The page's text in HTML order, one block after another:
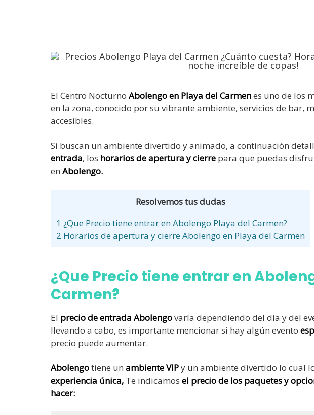
El Centro Nocturno Abolengo en Playa del Carmenes uno de los
en la zona, conocido por su vibrante ambiente, servicios de bar,
accesibles.
Si buscan un ambiente divertido y animado, a continuación
entrada, los horarios de apertura y cierre para que puedas
en Abolengo.
Resolvemos tus dudas
1 ¿Que Precio tiene entrar en Abolengo Playa del Carmen?
2 Horarios de apertura y cierre Abolengo en Playa del Carmen
¿Que Precio tiene entrar en
Carmen?
El precio de entrada Abolengovaría dependiendo del día y del
llevando a cabo, es importante mencionar si hay algún evento
precio puede aumentar.
Abolengotiene un ambiente VIPy un ambiente divertido lo cual
experiencia única, Te indicamos el precio de los paquetes y
hacer: